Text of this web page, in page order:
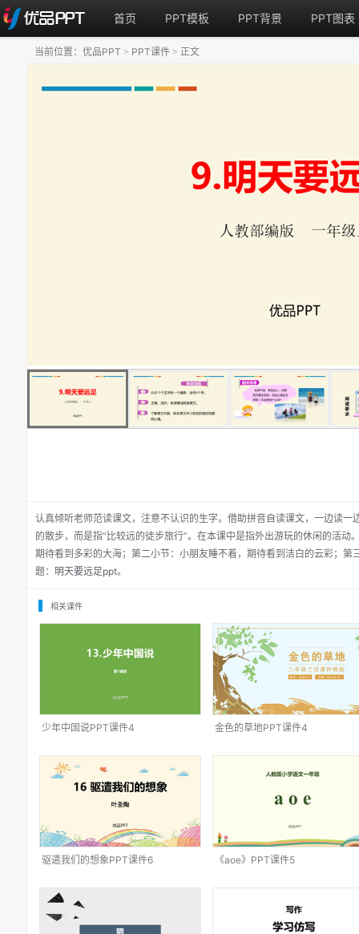
首页 PPT模板 PPT背景 PPT图表
认真倾听老师范读课文，注意不认识的生字。借助拼音自读课文，一边读
的散步，而是指“比较远的徒步旅行”。在本课中是指外出游玩的休闲的活动
期待看到多彩的大海；第二小节：小朋友睡不着，期待看到洁白的云彩；
题： 明天要远足ppt。
当前位置： 优品PPT > PPT课件 > 正文
相关课件
少年中国说PPT课件4 金色的草地PPT课件4
驱遣我们的想象PPT课件6 《aoe》PPT课件5